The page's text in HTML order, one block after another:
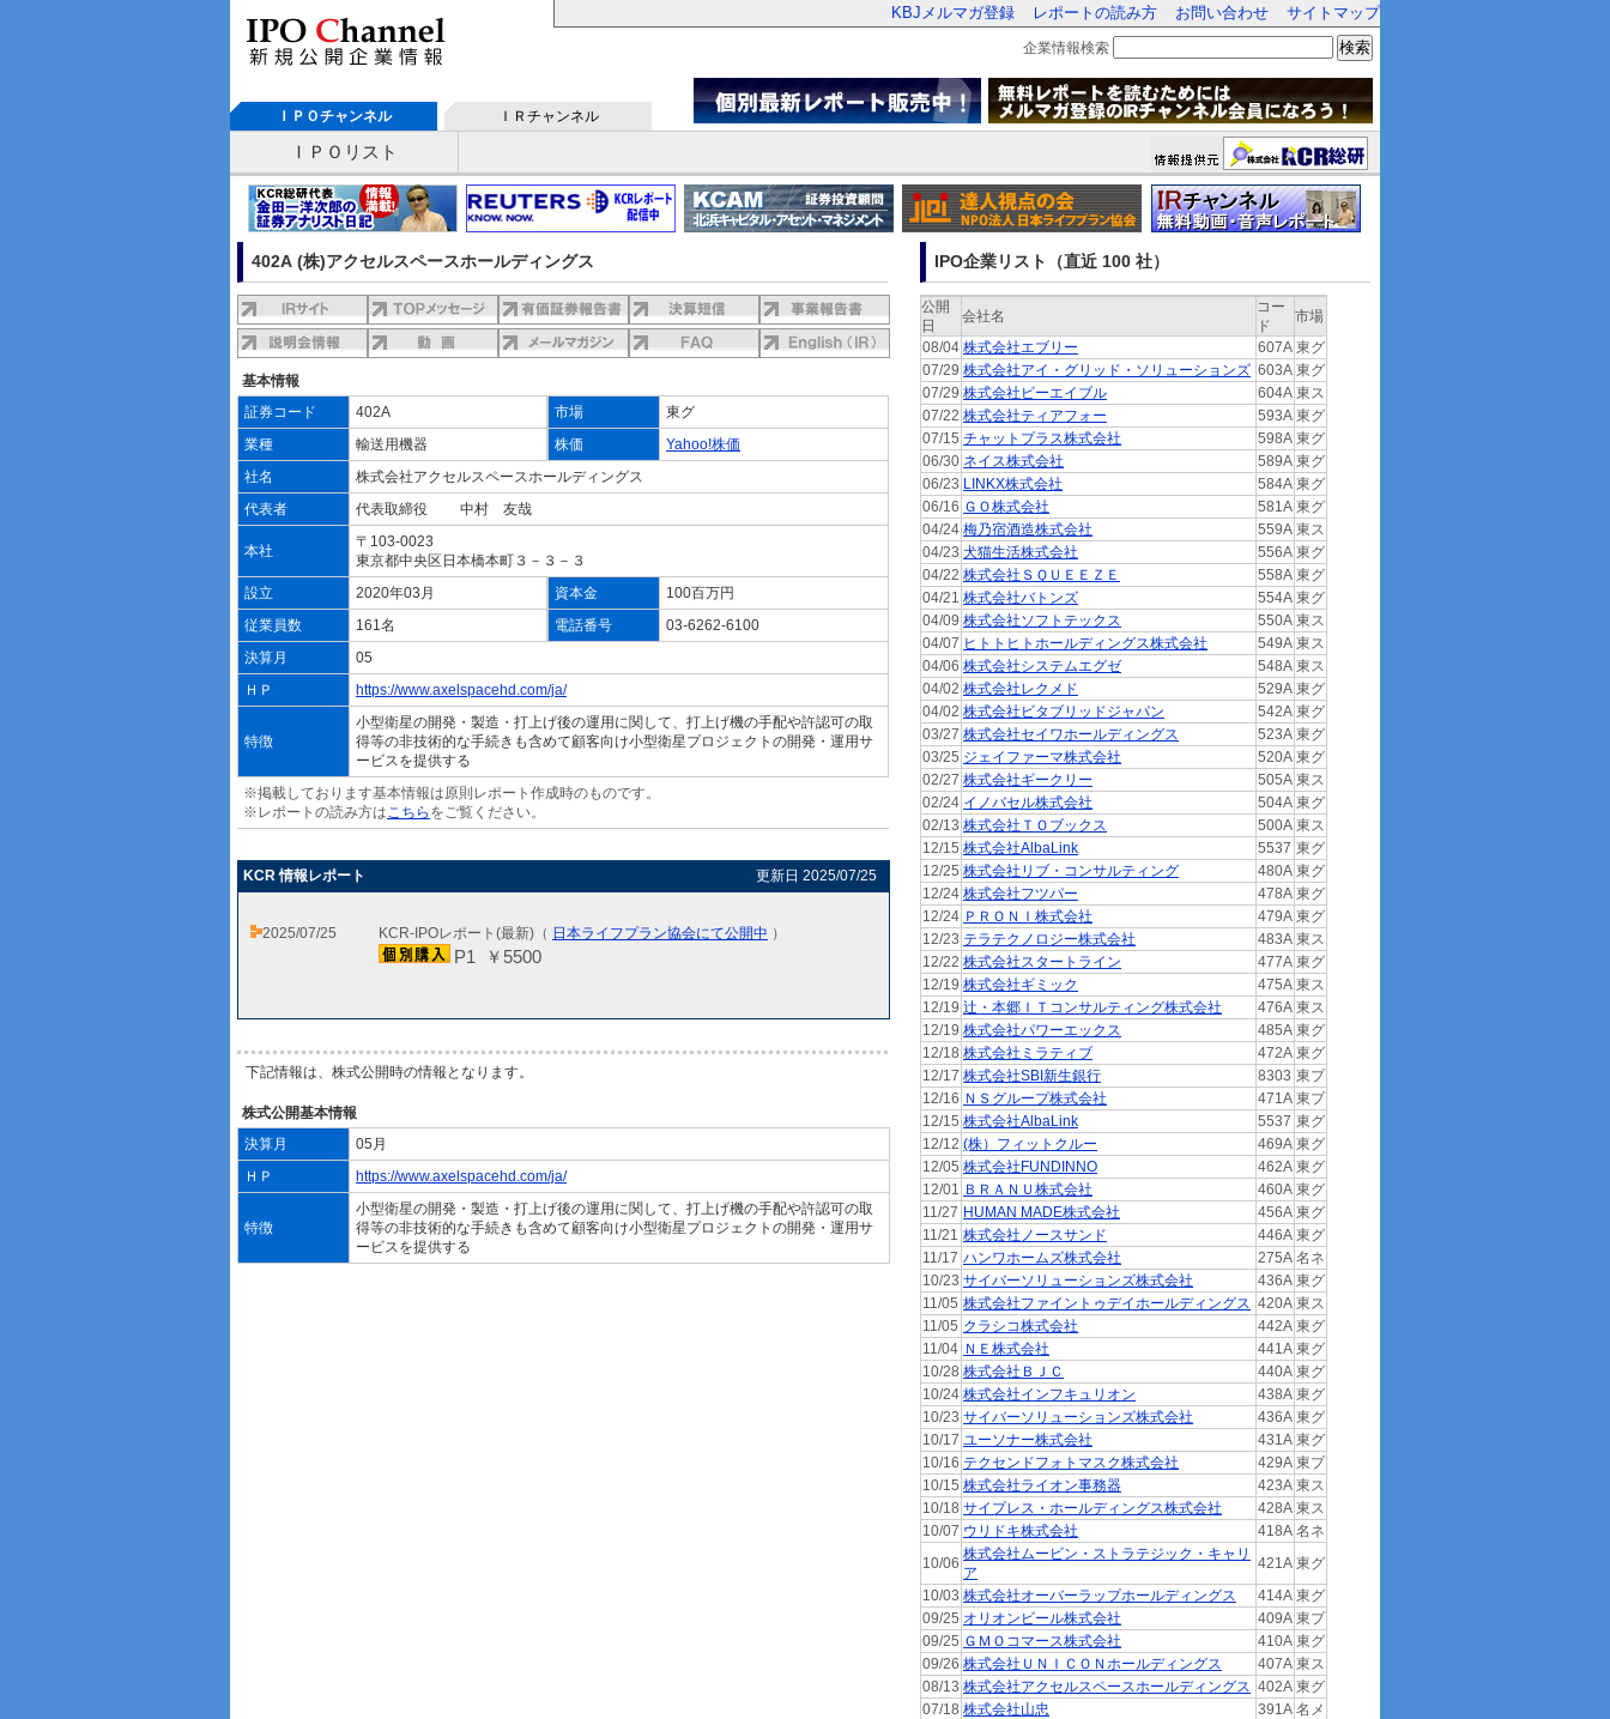
KBJメルマガ登録 レポートの読み方 お問い合わせ サイトマップ
企業情報検索 検索
ＩＰＯチャンネル ＩＲチャンネル
ＩＰＯリスト
402A (株)アクセルスペースホールディングス
基本情報
証券コード
402A 市場
東グ
業種
輸送用機器 株価
Yahoo!株価
社名
株式会社アクセルスペースホールディングス
代表者
代表取締役 中村 友哉
本社
〒103-0023
東京都中央区日本橋本町３－３－３
設立
2020年03月 資本金
100百万円
従業員数
161名 電話番号
03-6262-6100
決算月
05
ＨＰ
https://www.axelspacehd.com/ja/
特徴
小型衛星の開発・製造・打上げ後の運用に関して、打上げ機の手配や許認可の取
得等の非技術的な手続きも含めて顧客向け小型衛星プロジェクトの開発・運用サ
ービスを提供する
※掲載しております基本情報は原則レポート作成時のものです。
※レポートの読み方はこちら をご覧ください。
KCR 情報レポート 更新日 2025/07/25
2025/07/25 KCR-IPOレポート(最新)（ 日本ライフプラン協会にて公開中 ）
P1 ￥5500
下記情報は、株式公開時の情報となります。
株式公開基本情報
決算月
05月
ＨＰ
https://www.axelspacehd.com/ja/
特徴
小型衛星の開発・製造・打上げ後の運用に関して、打上げ機の手配や許認可の取
得等の非技術的な手続きも含めて顧客向け小型衛星プロジェクトの開発・運用サ
ービスを提供する
IPO企業リスト（直近 100 社）
公開
日
会社名
コー
ド
市場
08/04 株式会社エブリー 607A 東グ
07/29 株式会社アイ・グリッド・ソリューションズ 603A 東グ
07/29 株式会社ビーエイブル 604A 東ス
07/22 株式会社ティアフォー 593A 東グ
07/15 チャットプラス株式会社 598A 東グ
06/30 ネイス株式会社 589A 東グ
06/23 LINKX株式会社 584A 東グ
06/16 ＧＯ株式会社 581A 東グ
04/24 梅乃宿酒造株式会社 559A 東ス
04/23 犬猫生活株式会社 556A 東グ
04/22 株式会社ＳＱＵＥＥＺＥ 558A 東グ
04/21 株式会社バトンズ 554A 東グ
04/09 株式会社ソフトテックス 550A 東ス
04/07 ヒトトヒトホールディングス株式会社 549A 東ス
04/06 株式会社システムエグゼ 548A 東ス
04/02 株式会社レクメド 529A 東グ
04/02 株式会社ビタブリッドジャパン 542A 東グ
03/27 株式会社セイワホールディングス 523A 東グ
03/25 ジェイファーマ株式会社 520A 東グ
02/27 株式会社ギークリー 505A 東ス
02/24 イノバセル株式会社 504A 東グ
02/13 株式会社ＴＯブックス 500A 東ス
12/15 株式会社AlbaLink 5537 東グ
12/25 株式会社リブ・コンサルティング 480A 東グ
12/24 株式会社フツパー 478A 東グ
12/24 ＰＲＯＮＩ株式会社 479A 東グ
12/23 テラテクノロジー株式会社 483A 東ス
12/22 株式会社スタートライン 477A 東グ
12/19 株式会社ギミック 475A 東ス
12/19 辻・本郷ＩＴコンサルティング株式会社 476A 東ス
12/19 株式会社パワーエックス 485A 東グ
12/18 株式会社ミラティブ 472A 東グ
12/17 株式会社SBI新生銀行 8303 東プ
12/16 ＮＳグループ株式会社 471A 東プ
12/15 株式会社AlbaLink 5537 東グ
12/12 (株）フィットクルー 469A 東グ
12/05 株式会社FUNDINNO 462A 東グ
12/01 ＢＲＡＮＵ株式会社 460A 東グ
11/27 HUMAN MADE株式会社 456A 東グ
11/21 株式会社ノースサンド 446A 東グ
11/17 ハンワホームズ株式会社 275A 名ネ
10/23 サイバーソリューションズ株式会社 436A 東グ
11/05 株式会社ファイントゥデイホールディングス 420A 東ス
11/05 クラシコ株式会社 442A 東グ
11/04 ＮＥ株式会社 441A 東グ
10/28 株式会社ＢＪＣ 440A 東グ
10/24 株式会社インフキュリオン 438A 東グ
10/23 サイバーソリューションズ株式会社 436A 東グ
10/17 ユーソナー株式会社 431A 東グ
10/16 テクセンドフォトマスク株式会社 429A 東プ
10/15 株式会社ライオン事務器 423A 東ス
10/18 サイプレス・ホールディングス株式会社 428A 東ス
10/07 ウリドキ株式会社 418A 名ネ
10/06
株式会社ムービン・ストラテジック・キャリ
ア
421A 東グ
10/03 株式会社オーバーラップホールディングス 414A 東グ
09/25 オリオンビール株式会社 409A 東プ
09/25 ＧＭＯコマース株式会社 410A 東グ
09/26 株式会社ＵＮＩＣＯＮホールディングス 407A 東ス
08/13 株式会社アクセルスペースホールディングス 402A 東グ
07/18 株式会社山忠 391A 名メ